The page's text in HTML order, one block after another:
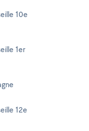
10e
1er
12e